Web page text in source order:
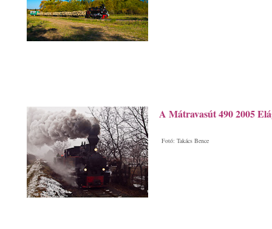
A Mátravasút 490 2005
Fotó: Takács Bence